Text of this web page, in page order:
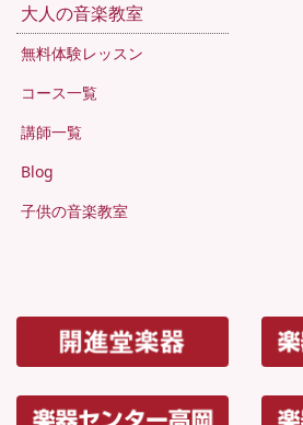
大人の音楽教室
無料体験レッスン
コース一覧
講師一覧
Blog
子供の音楽教室